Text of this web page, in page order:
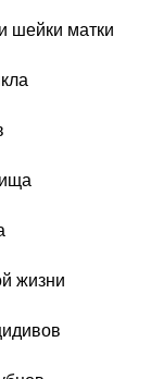
шейки матки
жизни